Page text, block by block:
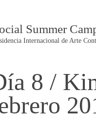
Summer
Internacional de Arte
8 /